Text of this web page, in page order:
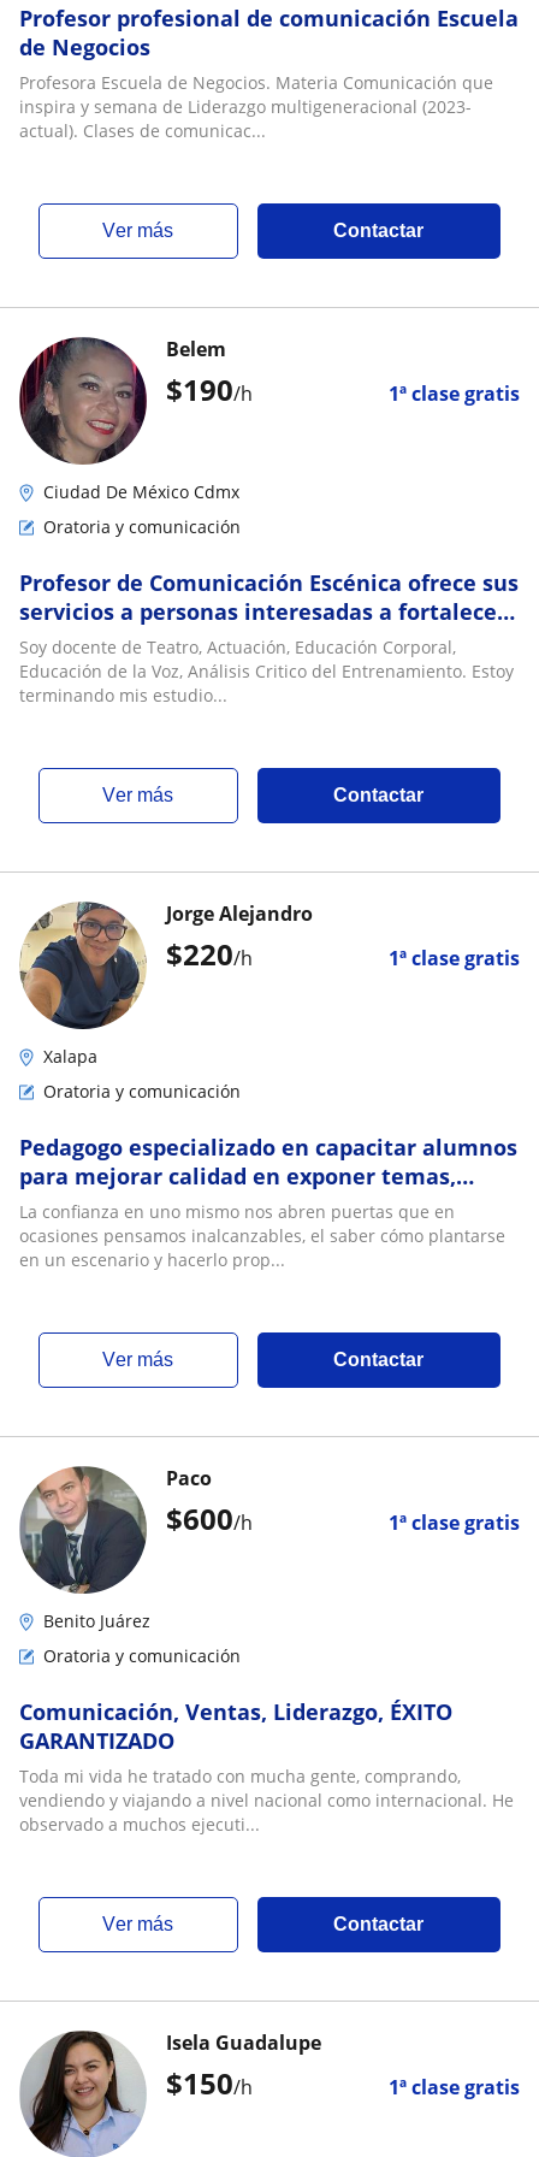
Profesor profesional de comunicación Escuela
de Negocios
Profesora Escuela de Negocios. Materia Comunicación que
inspira y semana de Liderazgo multigeneracional (2023-
actual). Clases de comunicac...
ver más Contactar
$190/h 1ª clase gratis
Belem
Ciudad De México Cdmx
Oratoria y comunicación
Profesor de Comunicación Escénica ofrece sus
servicios a personas interesadas a fortalecer
sus capacidades comunicativas ante un
público
Soy docente de Teatro, Actuación, Educación Corporal,
Educación de la Voz, Análisis Critico del Entrenamiento. Estoy
terminando mis estudio...
ver más Contactar
$220/h 1ª clase gratis
Jorge Alejandro
Xalapa
Oratoria y comunicación
Pedagogo especializado en capacitar alumnos
para mejorar calidad en exponer temas,
ganar confianza en sí mismo y dejar su huella
La confianza en uno mismo nos abren puertas que en
ocasiones pensamos inalcanzables, el saber cómo plantarse
en un escenario y hacerlo prop...
ver más Contactar
$600/h 1ª clase gratis
Paco
Benito Juárez
Oratoria y comunicación
Comunicación, Ventas, Liderazgo, ÉXITO
GARANTIZADO
Toda mi vida he tratado con mucha gente, comprando,
vendiendo y viajando a nivel nacional como internacional. He
observado a muchos ejecuti...
ver más Contactar
$150/h 1ª clase gratis
Isela Guadalupe